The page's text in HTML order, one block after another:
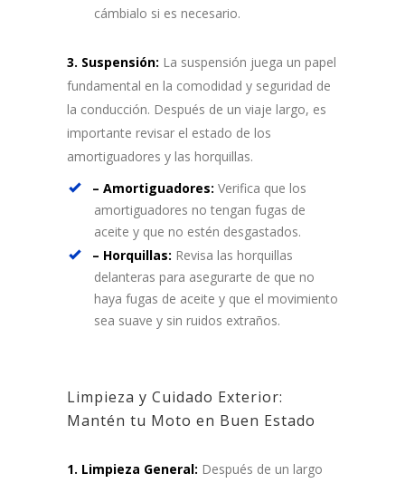
cámbialo si es necesario.
3. Suspensión: La suspensión juega un papel
fundamental en la comodidad y seguridad de
la conducción. Después de un viaje largo, es
importante revisar el estado de los
amortiguadores y las horquillas.
– Amortiguadores: Verifica que los
amortiguadores no tengan fugas de
aceite y que no estén desgastados.
– Horquillas: Revisa las horquillas
delanteras para asegurarte de que no
haya fugas de aceite y que el movimiento
sea suave y sin ruidos extraños.
Limpieza y Cuidado Exterior:
Mantén tu Moto en Buen Estado
1. Limpieza General: Después de un largo